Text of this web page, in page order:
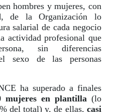
hombres y mujeres, con
de la Organización lo
salarial de cada negocio
actividad profesional que
sin diferencias
sexo de las personas
ha superado a finales
mujeres en plantilla (lo
del total) y, de ellas, casi